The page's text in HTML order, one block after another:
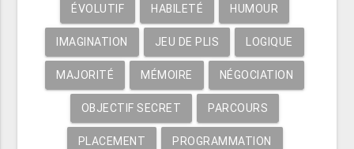
ÉVOLUTIF HABILETÉ HUMOUR
IMAGINATION JEU DE PLIS LOGIQUE
MAJORITÉ MÉMOIRE NÉGOCIATION
OBJECTIF SECRET PARCOURS
PLACEMENT PROGRAMMATION